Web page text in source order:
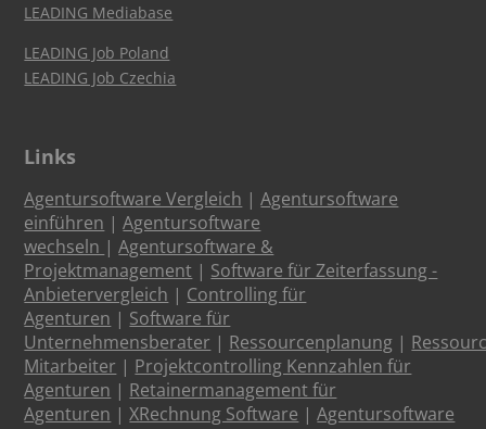
LEADING Mediabase
LEADING Job Poland
LEADING Job Czechia
Links
Agentursoftware Vergleich |Agentursoftware
einführen |Agentursoftware
wechseln |Agentursoftware &
Projektmanagement | Software für Zeiterfassung -
Anbietervergleich | Controlling für
Agenturen | Software für
Unternehmensberater | Ressourcenplanung |
Mitarbeiter | Projektcontrolling Kennzahlen für
Agenturen | Retainermanagement für
Agenturen |XRechnung Software |Agentursoftware